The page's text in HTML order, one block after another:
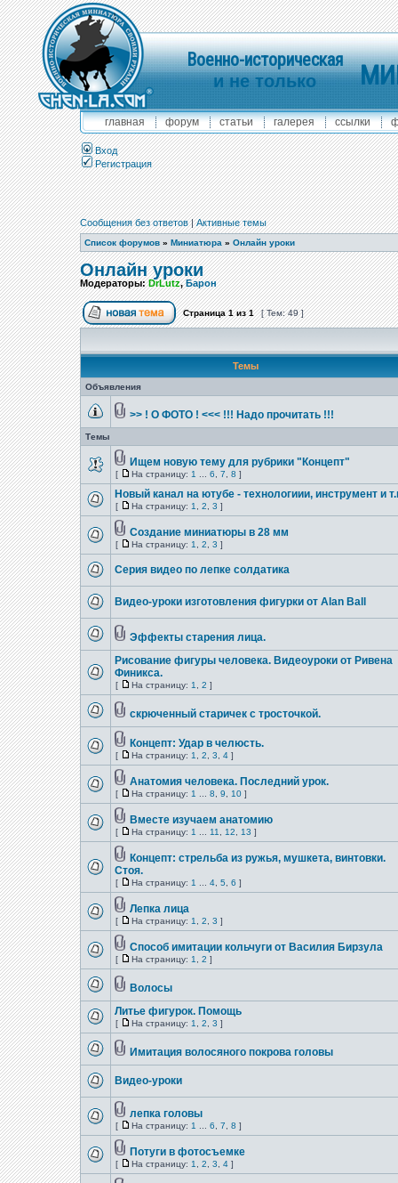
Военно-историческая
и не только
главная форум статьи галерея ссылки
Вход
Регистрация
Сообщения без ответов|Активные темы
Список форумов » Миниатюра » Онлайн уроки
Онлайн уроки
Модераторы:DrLutz,Барон
Страница1из1 [ Тем: 49 ]
Темы
Объявления
>> ! О ФОТО ! <<< !!! Надо прочитать !!!
Темы
Ищем новую тему для рубрики "Концепт"
[ На страницу: 1 6 7 8 ]
Новый канал на ютубе - технологиии, инструмент и
[ На страницу: 1 2 3 ]
Создание миниатюры в 28 мм
[ На страницу: 1 2 3 ]
Серия видео по лепке солдатика
Видео-уроки изготовления фигурки от Alan Ball
Эффекты старения лица.
Рисование фигуры человека. Видеоуроки от Ривена
Финикса.
[ На страницу: 1 2 ]
скрюченный старичек с тросточкой.
Концепт: Удар в челюсть.
[ На страницу: 1 2 3 4 ]
Анатомия человека. Последний урок.
[ На страницу: 1 8 9 10 ]
Вместе изучаем анатомию
[ На страницу: 1 11 12 13 ]
Концепт: стрельба из ружья, мушкета, винтовки.
Стоя.
[ На страницу: 1 4 5 6 ]
Лепка лица
[ На страницу: 1 2 3 ]
Способ имитации кольчуги от Василия Бирзула
[ На страницу: 1 2 ]
Волосы
Литье фигурок. Помощь
[ На страницу: 1 2 3 ]
Имитация волосяного покрова головы
Видео-уроки
лепка головы
[ На страницу: 1 6 7 8 ]
Потуги в фотосъемке
[ На страницу: 1 2 3 4 ]